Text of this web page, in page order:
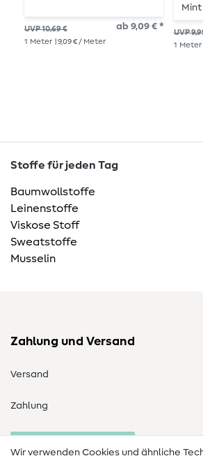
UVP 10,69 € ab 9,09 € *
1 Meter | 9,09 € / Meter
Mint
UVP
1 Meter
Stoffe für jeden Tag
Baumwollstoffe
Leinenstoffe
Viskose Stoff
Sweatstoffe
Musselin
Zahlung und Versand
Versand
Zahlung
Wir verwenden Cookies und ähnliche